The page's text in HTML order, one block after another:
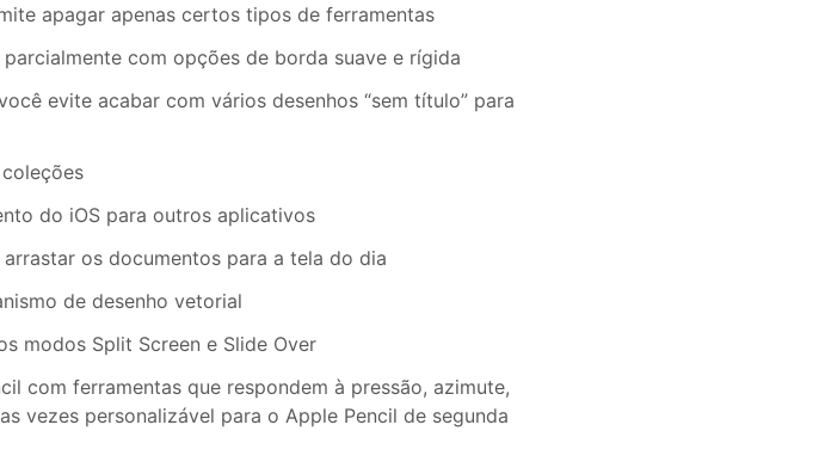
apagar apenas certos tipos de ferramentas
com opções de borda suave e rígida
evite acabar com vários desenhos “sem título” para
do iOS para outros aplicativos
os documentos para a tela do dia
de desenho vetorial
modos Split Screen e Slide Over
com ferramentas que respondem à pressão, azimute,
vezes personalizável para o Apple Pencil de segunda